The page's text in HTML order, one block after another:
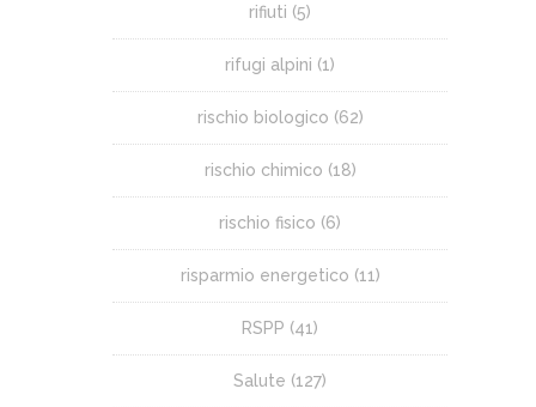
rifiuti (5)
rifugi alpini (1)
rischio biologico (62)
rischio chimico (18)
rischio fisico (6)
risparmio energetico (11)
RSPP (41)
Salute (127)